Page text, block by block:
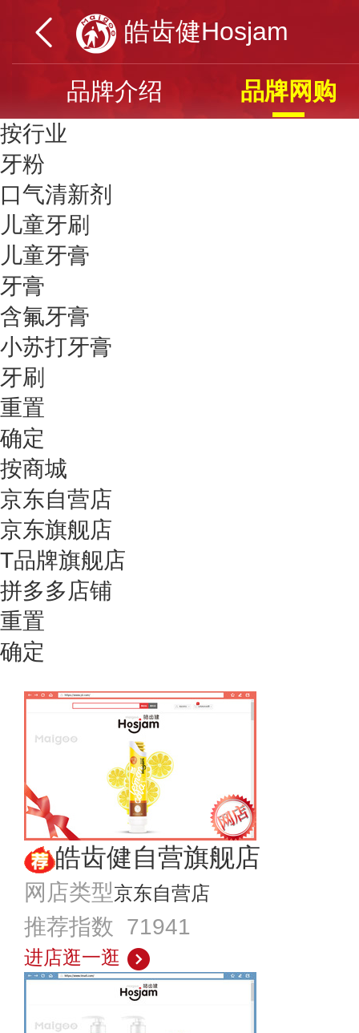
皓齿健Hosjam
品牌介绍 品牌网购
按行业
牙粉
口气清新剂
儿童牙刷
儿童牙膏
牙膏
含氟牙膏
小苏打牙膏
牙刷
重置
确定
按商城
京东自营店
京东旗舰店
T品牌旗舰店
拼多多店铺
重置
确定
皓齿健自营旗舰店
网店类型京东自营店
推荐指数 71941
进店逛一逛